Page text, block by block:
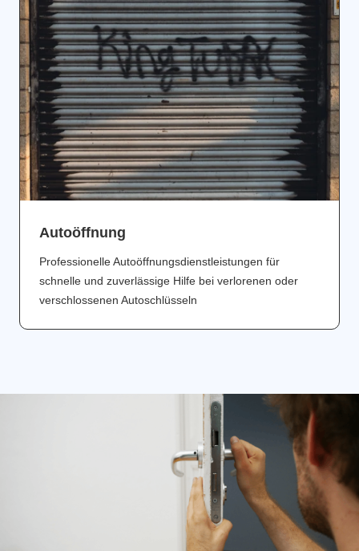
Аutoöffnung
Professionelle Autoöffnungsdienstleistungen für
schnelle und zuverlässige Hilfe bei verlorenen oder
verschlossenen Autoschlüsseln